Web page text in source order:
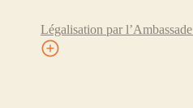
Légalisation par l’Ambassade